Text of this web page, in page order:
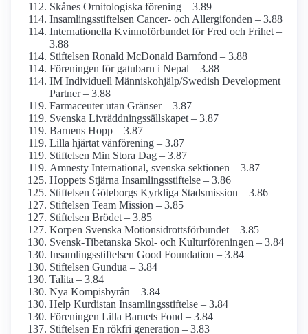
Skånes Ornitologiska förening – 3.89
Insamlings­stiftelsen Cancer- och Allergifonden – 3.88
Internationella Kvinnoförbundet för Fred och Frihet –
3.88
Stiftelsen Ronald McDonald Barnfond – 3.88
Föreningen för gatubarn i Nepal – 3.88
IM Individuell Människohjälp/­Swedish Development
Partner – 3.88
Farmaceuter utan Gränser – 3.87
Svenska Livräddningssällskapet – 3.87
Barnens Hopp – 3.87
Lilla hjärtat vänförening – 3.87
Stiftelsen Min Stora Dag – 3.87
Amnesty International, svenska sektionen – 3.87
Hoppets Stjärna Insamlings­stiftelse – 3.86
Stiftelsen Göteborgs Kyrkliga Stads­mission – 3.86
Stiftelsen Team Mission – 3.85
Stiftelsen Brödet – 3.85
Korpen Svenska Motionsidrottsförbundet – 3.85
Svensk-Tibetanska Skol- och Kulturföreningen – 3.84
Insamlings­stiftelsen Good Foundation – 3.84
Stiftelsen Gundua – 3.84
Talita – 3.84
Nya Kompisbyrån – 3.84
Help Kurdistan Insamlings­stiftelse – 3.84
Föreningen Lilla Barnets Fond – 3.84
Stiftelsen En rökfri generation – 3.83